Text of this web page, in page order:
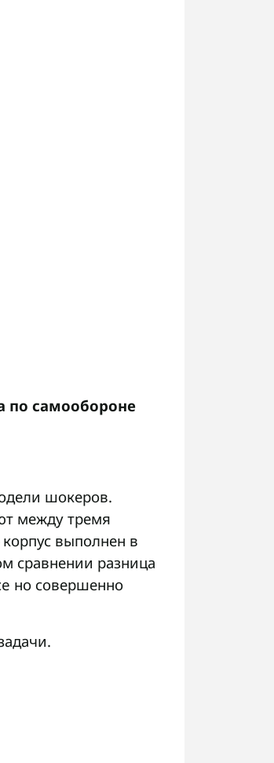
по самообороне
шокеров.
между тремя
выполнен в
сравнении разница
но совершенно